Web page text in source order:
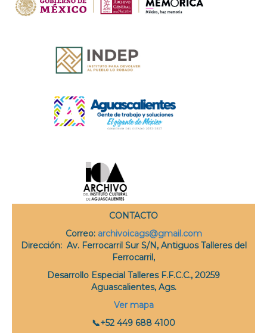
CONTACTO
Correo: archivoicags@gmail.com
Dirección: Av. Ferrocarril Sur S/N, Antiguos Talleres del
Ferrocarril,
Desarrollo Especial Talleres F.F.C.C., 20259
Aguascalientes, Ags.
Ver mapa
📞+52 449 688 4100